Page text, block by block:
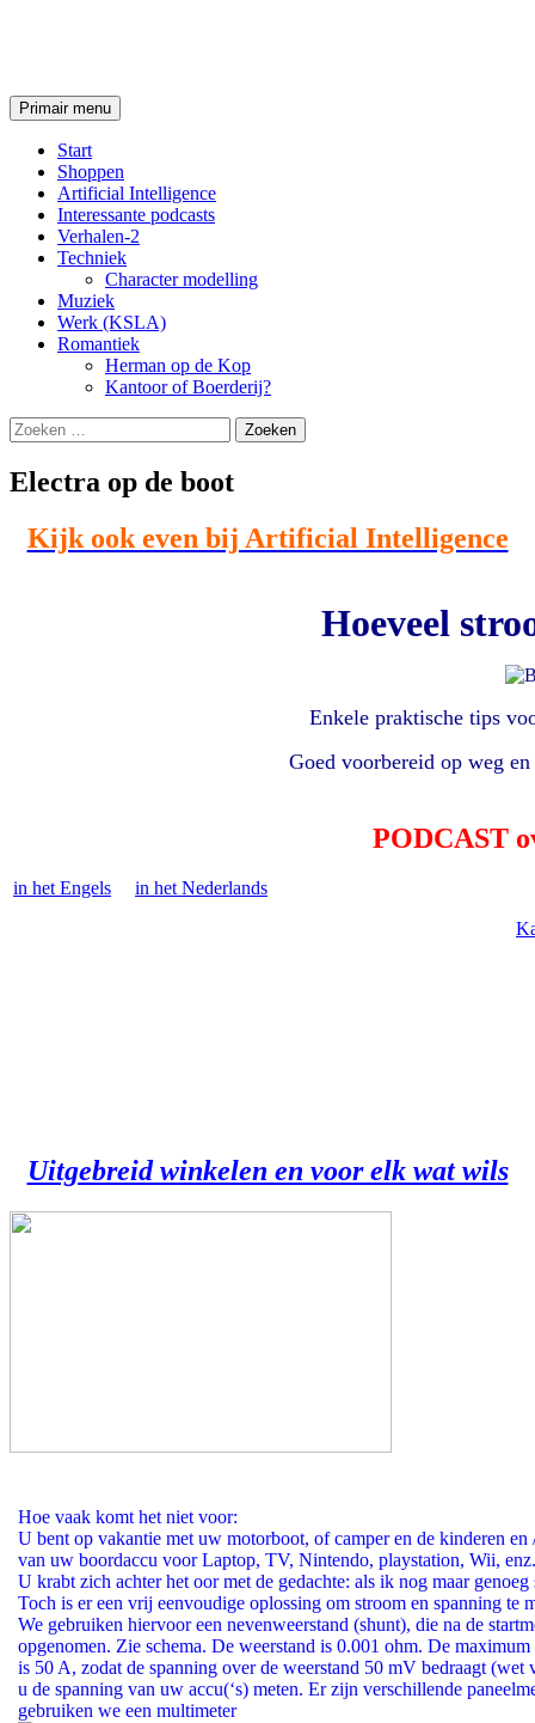
Zoeken
Primair menu Ga
naar
inhoud
Start
Shoppen
Artificial Intelligence
Interessante podcasts
Verhalen-2
Techniek
Character modelling
Muziek
Werk (KSLA)
Romantiek
Herman op de Kop
Kantoor of Boerderij?
Zoeken
naar:
Electra op de boot
Kijk ook even bij Artificial Intelligence
Hoeveel
Enkele praktische tips
Goed voorbereid op weg
PODCAST
in het Engels
in het Nederlands
Uitgebreid winkelen en voor elk wat wils
Hoe vaak komt het niet voor:
U bent op vakantie met uw motorboot, of camper en de kinderen
van uw boordaccu voor Laptop, TV, Nintendo, playstation, Wii, enz.
U krabt zich achter het oor met de gedachte: als ik nog maar
Toch is er een vrij eenvoudige oplossing om stroom en spanning te
We gebruiken hiervoor een nevenweerstand (shunt), die na de
opgenomen. Zie schema. De weerstand is 0.001 ohm. De
is 50 A, zodat de spanning over de weerstand 50 mV bedraagt
u de spanning van uw accu(‘s) meten. Er zijn verschillende
gebruiken we een multimeter